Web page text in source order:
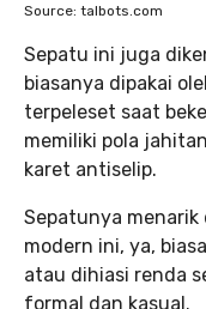
Source: talbots.com
Sepatu ini juga
biasanya dipakai
terpeleset saat
memiliki pola
karet antiselip.
Sepatunya menarik
modern ini, ya,
atau dihiasi renda
formal dan kasual.